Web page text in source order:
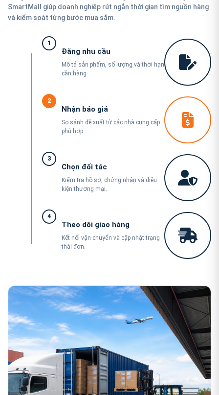
SmartMall giúp doanh nghiệp rút ngắn thời gian tìm nguồn hàng
và kiểm soát từng bước mua sắm.
1
Đăng nhu cầu
Mô tả sản phẩm, số lượng và thời hạn
cần hàng.
2
Nhận báo giá
So sánh đề xuất từ các nhà cung cấp
phù hợp.
3
Chọn đối tác
Kiểm tra hồ sơ, chứng nhận và điều
kiện thương mại.
4
Theo dõi giao hàng
Kết nối vận chuyển và cập nhật trạng
thái đơn.